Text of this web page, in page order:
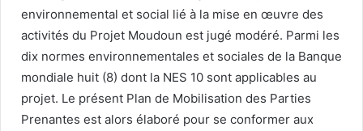
environnemental et social lié à la mise en œuvre des
activités du Projet Moudoun est jugé modéré. Parmi les
dix normes environnementales et sociales de la Banque
mondiale huit (8) dont la NES 10 sont applicables au
projet. Le présent Plan de Mobilisation des Parties
Prenantes est alors élaboré pour se conformer aux